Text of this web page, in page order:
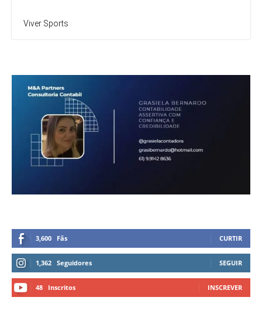
Viver Sports
3,600 Fãs CURTIR
1,362 Seguidores SEGUIR
48 Inscritos INSCREVER